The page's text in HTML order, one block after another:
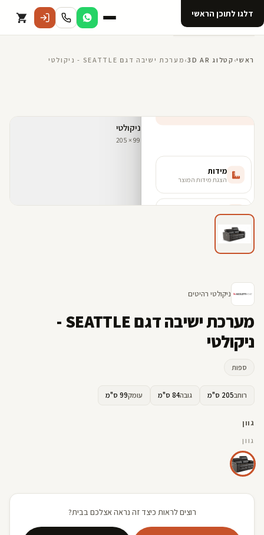
דלגו לתוכן הראשי
קטלוגראשי› קטלוג 3D AR › מערכת ישיבה דגם SEATTLE - ניקולטי
ניקולטי רהיטים
מערכת ישיבה דגם SEATTLE -
ניקולטי
ספות
רוחב205 ס"מ גובה84 ס"מ עומק99 ס"מ
גוון
גוון
רוצים לראות כיצד זה נראה אצלכם בבית?